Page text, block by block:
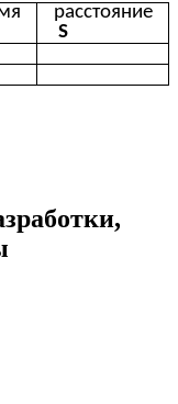
расстояние
S